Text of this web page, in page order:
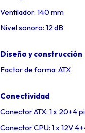
Ventilador: 140 mm
Nivel sonoro: 12 dB
Diseño y construcción
Factor de forma: ATX
Conectividad
Conector ATX: 1 x 20+4
Conector CPU: 1 x 12V